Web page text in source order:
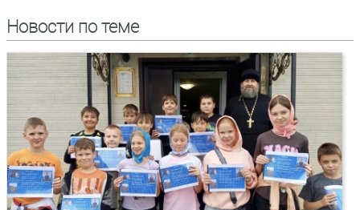
Новости по теме